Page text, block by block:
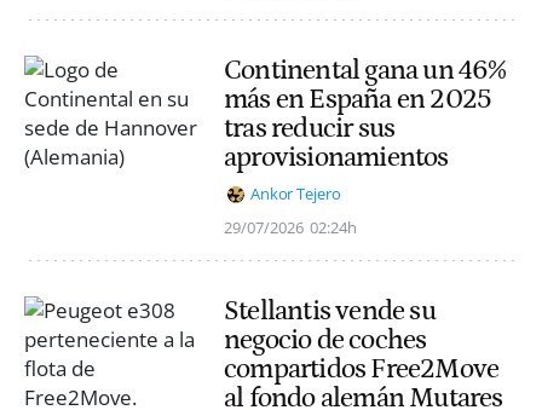
Continental gana un 46%
más en España en 2025
tras reducir sus
aprovisionamientos
Ankor Tejero
29/07/2026 02:24h
Stellantis vende su
negocio de coches
compartidos Free2Move
al fondo alemán Mutares